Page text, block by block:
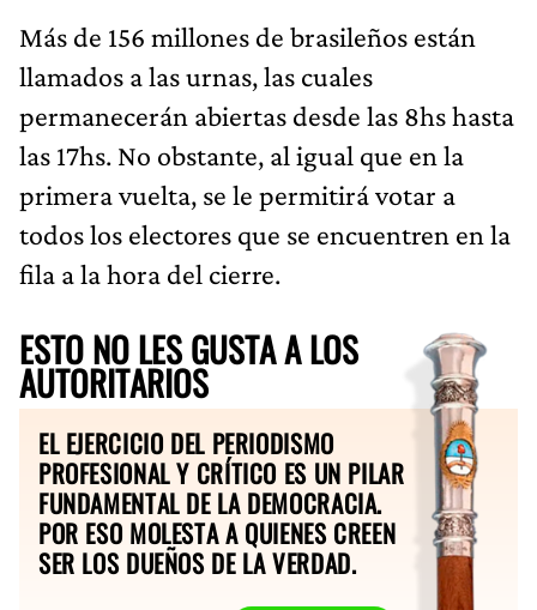
Más de 156 millones de brasileños están
llamados a las urnas, las cuales
permanecerán abiertas desde las 8hs hasta
las 17hs. No obstante, al igual que en la
primera vuelta, se le permitirá votar a
todos los electores que se encuentren en la
fila a la hora del cierre.
ESTO NO LES GUSTA A LOS
AUTORITARIOS
EL EJERCICIO DEL PERIODISMO
PROFESIONAL Y CRÍTICO ES UN PILAR
FUNDAMENTAL DE LA DEMOCRACIA.
POR ESO MOLESTA A QUIENES CREEN
SER LOS DUEÑOS DE LA VERDAD.